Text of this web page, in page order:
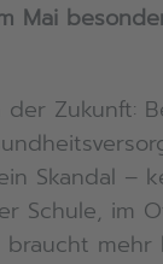
Mai
Zukunft:
Skandal –
Schule, im
mehr